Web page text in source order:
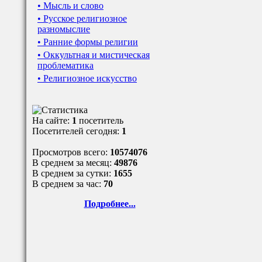
• Мысль и слово
• Русское религиозное
разномыслие
• Ранние формы религии
• Оккультная и мистическая
проблематика
• Религиозное искусство
На сайте: 1 посетитель
Посетителей сегодня: 1
Просмотров всего: 10574076
В среднем за месяц: 49876
В среднем за сутки: 1655
В среднем за час: 70
Подробнее...